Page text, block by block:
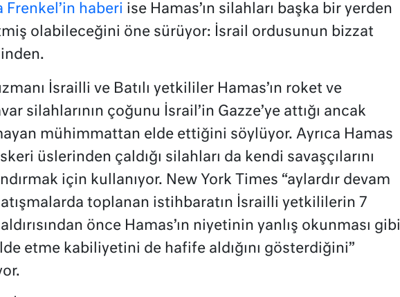
Frenkel’in haberi ise Hamas’ın silahları başka bir yerden
olabileceğini öne sürüyor: İsrail ordusunun bizzat
İsrailli ve Batılı yetkililer Hamas’ın roket ve
silahlarının çoğunu İsrail’in Gazze’ye attığı ancak
mühimmattan elde ettiğini söylüyor. Ayrıca Hamas
üslerinden çaldığı silahları da kendi savaşçılarını
için kullanıyor. New York Times “aylardır devam
toplanan istihbaratın İsrailli yetkililerin 7
önce Hamas’ın niyetinin yanlış okunması gibi
etme kabiliyetini de hafife aldığını gösterdiğini”